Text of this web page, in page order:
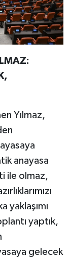
Yılmaz,
anayasa
ile olmaz,
yaklaşımı
yaptık,
gelecek